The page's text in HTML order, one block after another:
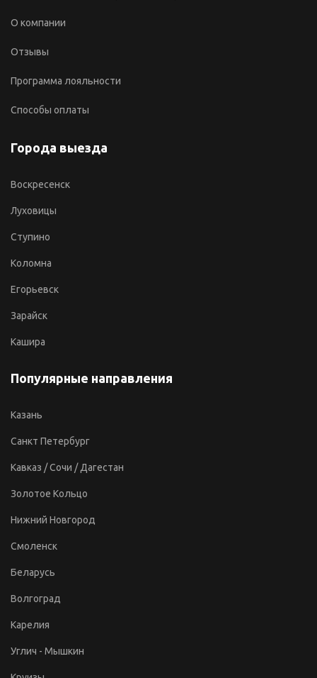
О компании
Отзывы
Программа лояльности
Способы оплаты
Города выезда
Воскресенск
Луховицы
Ступино
Коломна
Егорьевск
Зарайск
Кашира
Популярные направления
Казань
Санкт Петербург
Кавказ / Сочи / Дагестан
Золотое Кольцо
Нижний Новгород
Смоленск
Беларусь
Волгоград
Карелия
Углич - Мышкин